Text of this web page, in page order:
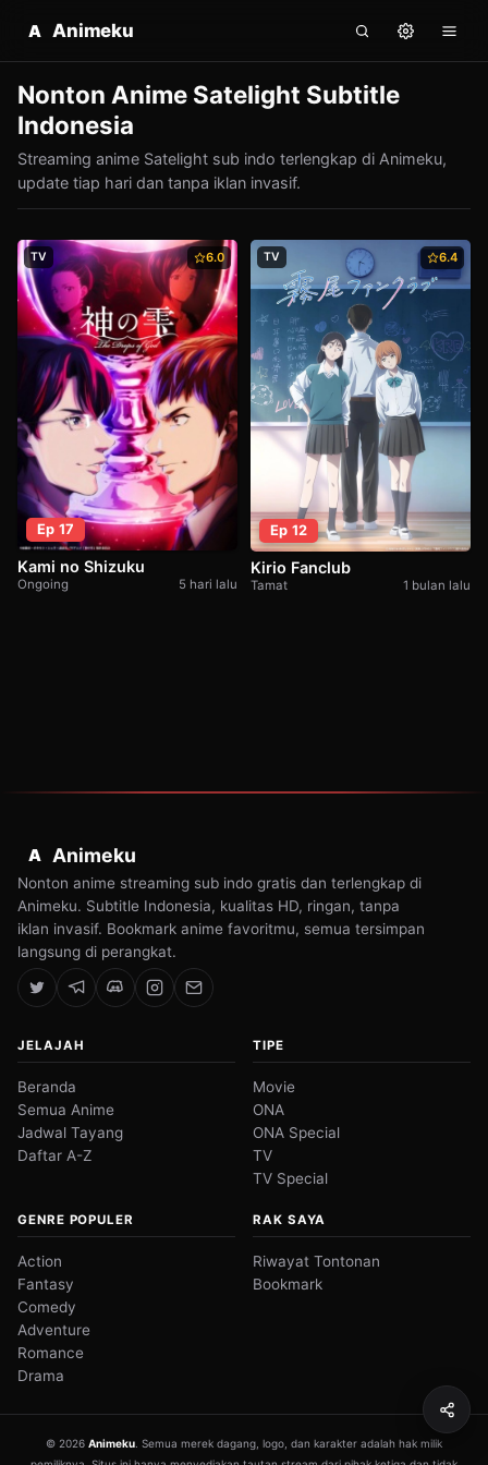
A Animeku
Nonton Anime Satelight Subtitle
Indonesia
Streaming anime Satelight sub indo terlengkap di Animeku,
update tiap hari dan tanpa iklan invasif.
TV 6.0
Ep 17
Kami no Shizuku
Ongoing 5 hari lalu
TV 6.4
Ep 12
Kirio Fanclub
Tamat 1 bulan lalu
A Animeku
Nonton anime streaming sub indo gratis dan terlengkap di
Animeku. Subtitle Indonesia, kualitas HD, ringan, tanpa
iklan invasif. Bookmark anime favoritmu, semua tersimpan
langsung di perangkat.
JELAJAH
Beranda
Semua Anime
Jadwal Tayang
Daftar A-Z
TIPE
Movie
ONA
ONA Special
TV
TV Special
GENRE POPULER
Action
Fantasy
Comedy
Adventure
Romance
Drama
RAK SAYA
Riwayat Tontonan
Bookmark
© 2026 Animeku. Semua merek dagang, logo, dan karakter adalah hak milik